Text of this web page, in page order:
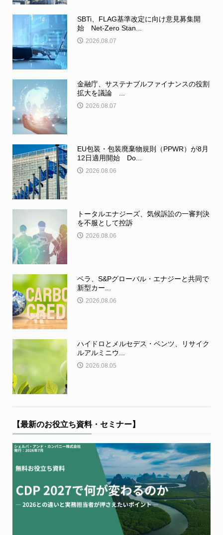
SBTi、FLAG基準改定に向け意見募集開
始 Net-Zero Stan...
2026.08.07
金融庁、サステナブルファイナンスの役割
拡大を議論 ...
2026.08.07
EU包装・包装廃棄物規則（PPWR）が8月
12日適用開始 Do...
2026.08.06
トータルエナジーズ、気候訴訟の一審判決
を不服として控訴
2026.08.06
ベラ、S&Pグローバル・エナジーと共同で
新型カー...
2026.08.06
ハイドロとメルセデス・ベンツ、リサイク
ルアルミニウ...
2026.08.05
【最新のお役立ち資料・セミナー】